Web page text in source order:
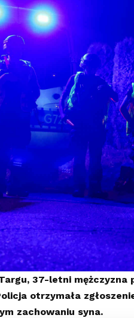
37-letni mężczyzna
otrzymała
zachowaniu syna.